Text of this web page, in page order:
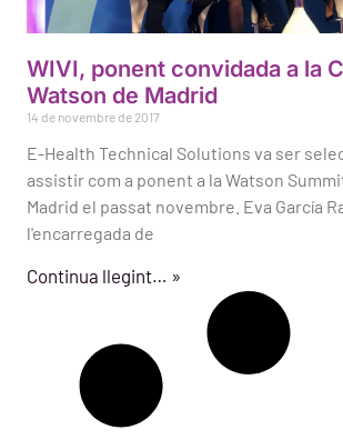
WIVI, ponent convidada a la
Watson de Madrid
14 de novembre de 2017
E-Health Technical Solutions va ser
assistir com a ponent a la Watson
Madrid el passat novembre. Eva García
l'encarregada de
Continua llegint… »